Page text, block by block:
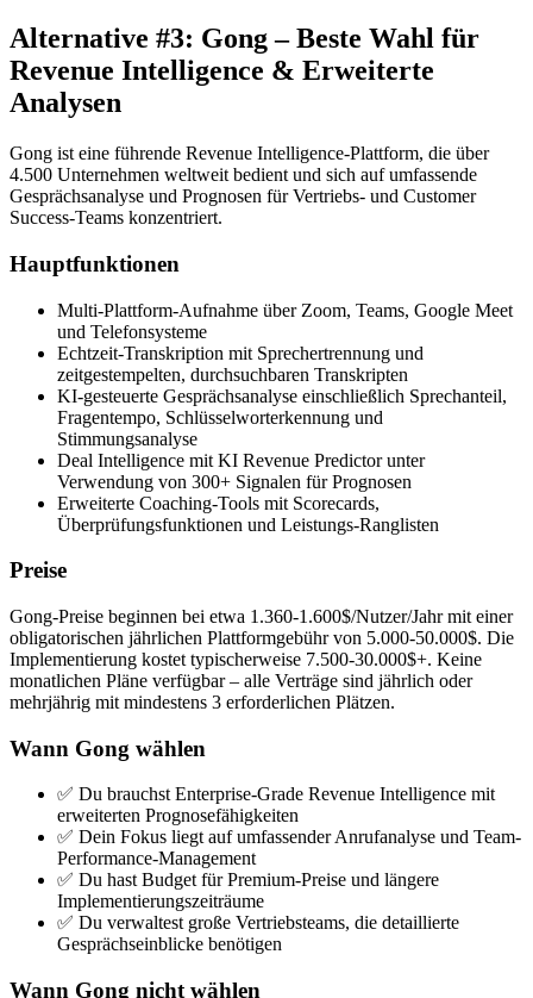
Alternative #3: Gong – Beste Wahl für
Revenue Intelligence & Erweiterte
Analysen
Gong ist eine führende Revenue Intelligence-Plattform, die über
4.500 Unternehmen weltweit bedient und sich auf umfassende
Gesprächsanalyse und Prognosen für Vertriebs- und Customer
Success-Teams konzentriert.
Hauptfunktionen
Multi-Plattform-Aufnahme über Zoom, Teams, Google Meet
und Telefonsysteme
Echtzeit-Transkription mit Sprechertrennung und
zeitgestempelten, durchsuchbaren Transkripten
KI-gesteuerte Gesprächsanalyse einschließlich Sprechanteil,
Fragentempo, Schlüsselworterkennung und
Stimmungsanalyse
Deal Intelligence mit KI Revenue Predictor unter
Verwendung von 300+ Signalen für Prognosen
Erweiterte Coaching-Tools mit Scorecards,
Überprüfungsfunktionen und Leistungs-Ranglisten
Preise
Gong-Preise beginnen bei etwa 1.360-1.600$/Nutzer/Jahr mit einer
obligatorischen jährlichen Plattformgebühr von 5.000-50.000$. Die
Implementierung kostet typischerweise 7.500-30.000$+. Keine
monatlichen Pläne verfügbar – alle Verträge sind jährlich oder
mehrjährig mit mindestens 3 erforderlichen Plätzen.
Wann Gong wählen
✅ Du brauchst Enterprise-Grade Revenue Intelligence mit
erweiterten Prognosefähigkeiten
✅ Dein Fokus liegt auf umfassender Anrufanalyse und Team-
Performance-Management
✅ Du hast Budget für Premium-Preise und längere
Implementierungszeiträume
✅ Du verwaltest große Vertriebsteams, die detaillierte
Gesprächseinblicke benötigen
Wann Gong nicht wählen